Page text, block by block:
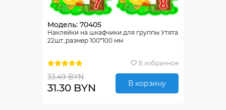
Модель: 70405
Наклейки на шкафчики для группы Утята
22шт.,размер 100*100 мм
В избранное
33.49 BYN
31.30 BYN В корзину